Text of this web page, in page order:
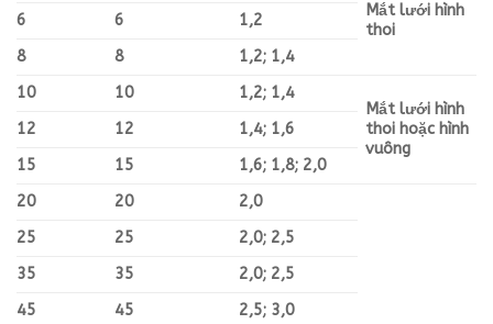
Mắt lưới hình
thoi
6 6
1,2
8
8
1,2; 1,4
10
10
1,2; 1,4
Mắt lưới hình
thoi hoặc hình
vuông
12 12
1,4; 1,6
15
15
1,6; 1,8; 2,0
20
20 2,0
25 25
2,0; 2,5
35
35
2,0; 2,5
45
45
2,5; 3,0